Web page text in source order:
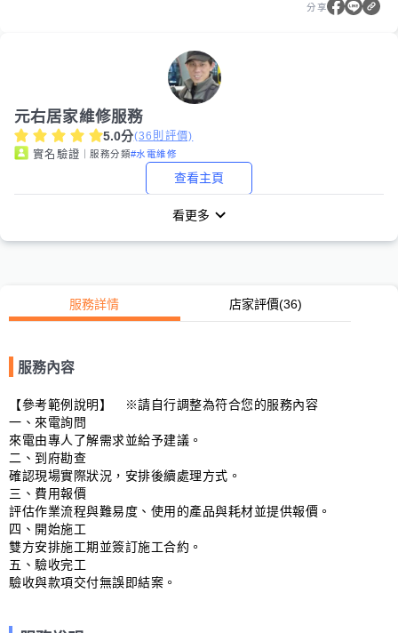
分享
元右居家維修服務
5.0分(36 則評價)
實名驗證 ｜服務分類#水電維修
查看主頁
看更多
服務詳情 店家評價(36)
服務內容
【參考範例說明】　※請自行調整為符合您的服務內容
一、來電詢問
來電由專人了解需求並給予建議。
二、到府勘查
確認現場實際狀況，安排後續處理方式。
三、費用報價
評估作業流程與難易度、使用的產品與耗材並提供報價。
四、開始施工
雙方安排施工期並簽訂施工合約。
五、驗收完工
驗收與款項交付無誤即結案。